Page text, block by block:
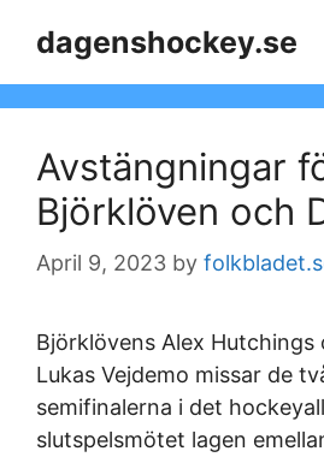
dagenshockey.se
Avstängningar
Björklöven och
April 9, 2023 by
Björklövens Alex Hutchings
Lukas Vejdemo missar de
semifinalerna i det
slutspelsmötet lagen